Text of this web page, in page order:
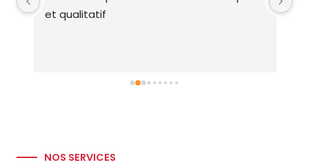
et qualitatif
NOS SERVICES